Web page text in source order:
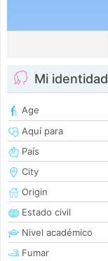
Mi identidad
Age
Aquí para
País
City
Origin
Estado civil
Nivel académico
Fumar